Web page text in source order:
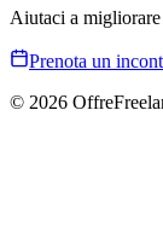
Aiutaci a
Prenota un
© 2026